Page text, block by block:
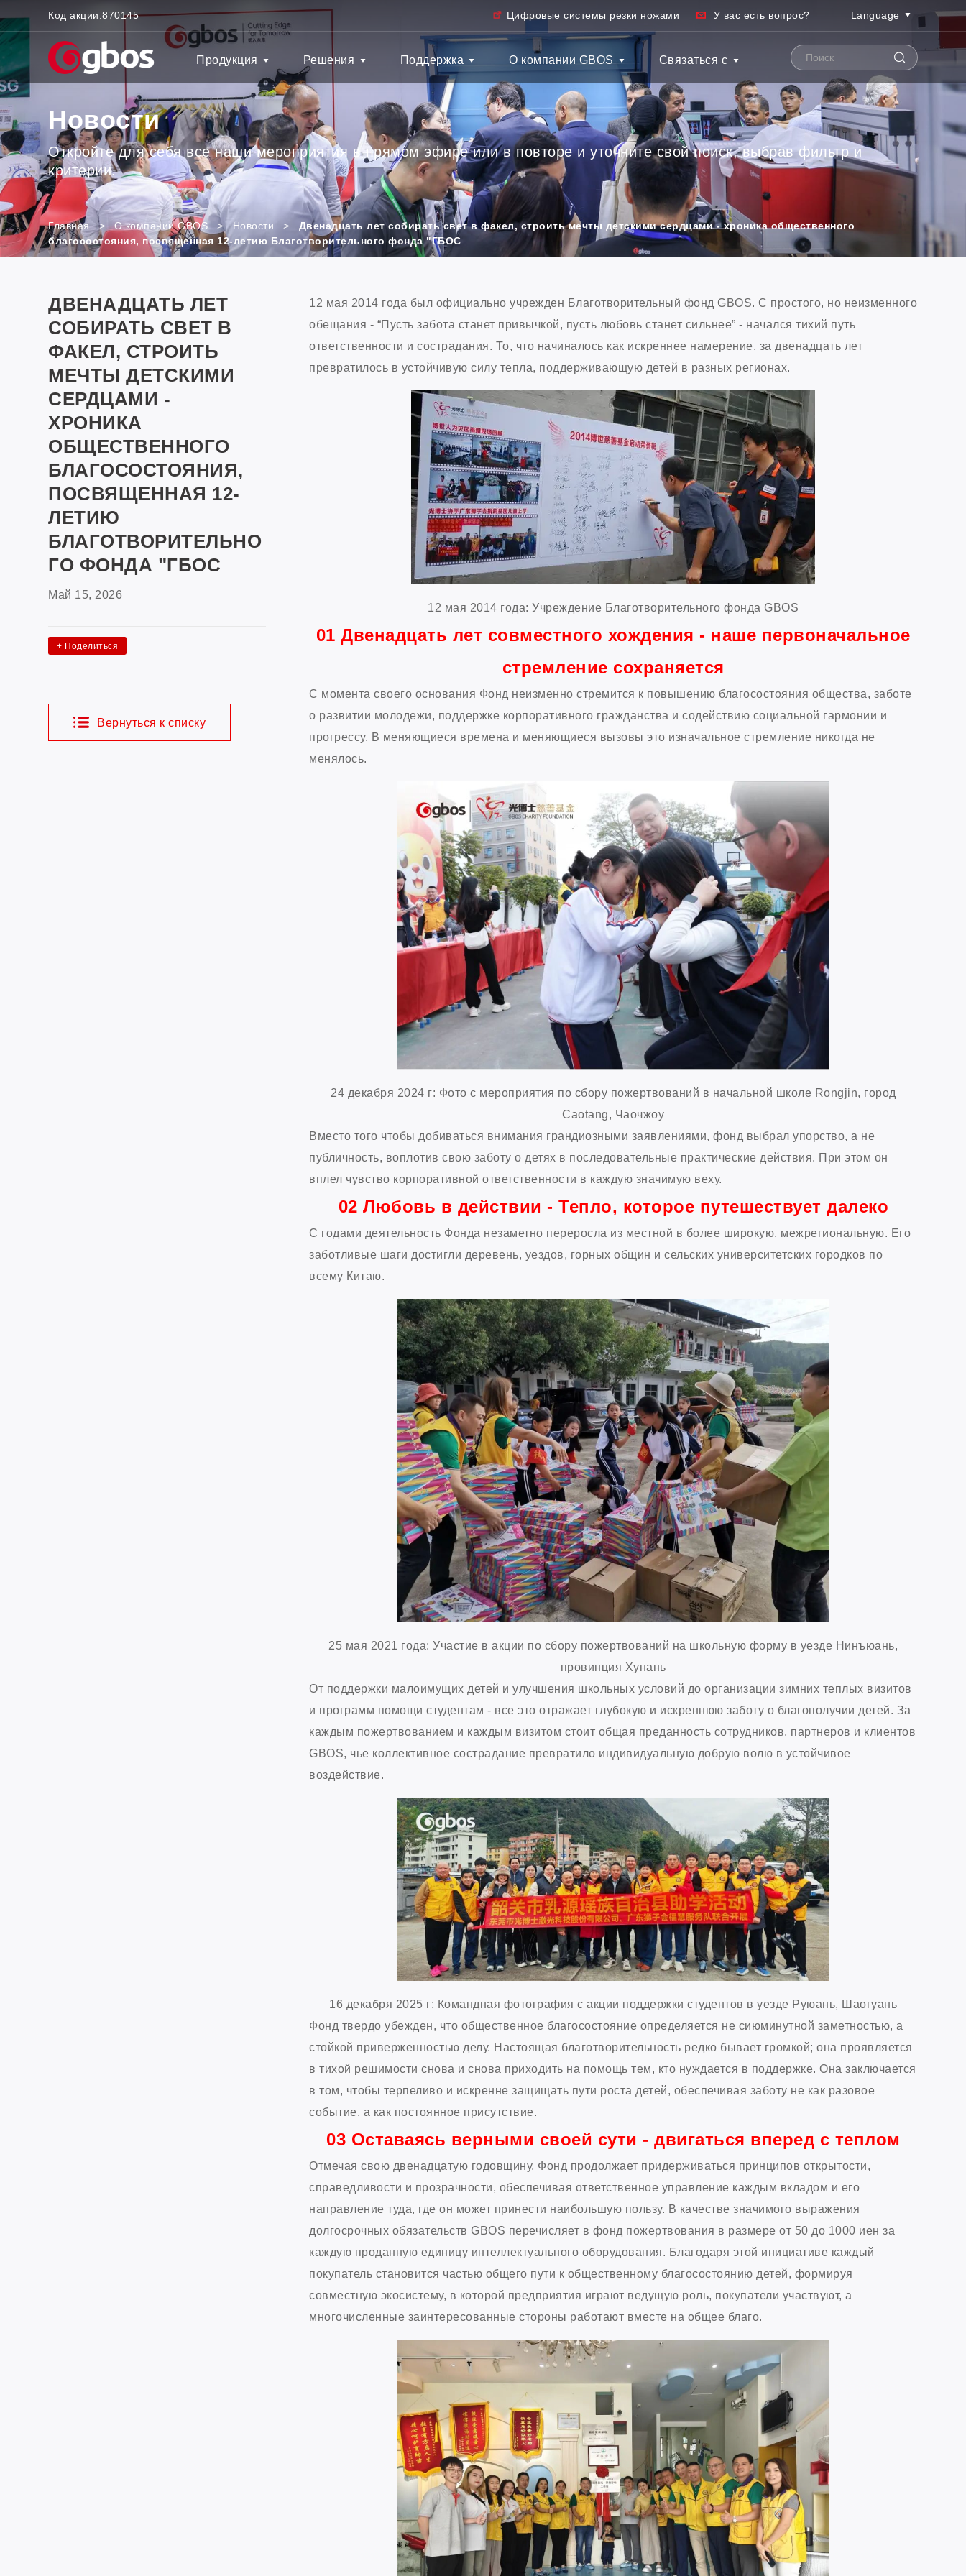
Код акции:870145 Цифровые системы резки ножами У вас есть вопрос? Language
Продукция Решения Поддержка О компании GBOS Связаться с
Новости
Откройте для себя все наши мероприятия в прямом эфире или в повторе и уточните свой поиск, выбрав фильтр и
критерии.
Главная > О компании GBOS > Новости >
Двенадцать лет собирать свет в факел, строить мечты детскими сердцами - хроника общественного
благосостояния, посвященная 12-летию Благотворительного фонда "ГБОС
ДВЕНАДЦАТЬ ЛЕТ
СОБИРАТЬ СВЕТ В
ФАКЕЛ, СТРОИТЬ
МЕЧТЫ ДЕТСКИМИ
СЕРДЦАМИ -
ХРОНИКА
ОБЩЕСТВЕННОГО
БЛАГОСОСТОЯНИЯ,
ПОСВЯЩЕННАЯ 12-
ЛЕТИЮ
БЛАГОТВОРИТЕЛЬНО
ГО ФОНДА "ГБОС
Май 15, 2026
+ Поделиться
Вернуться к списку
12 мая 2014 года был официально учрежден Благотворительный фонд GBOS. С простого, но неизменного
обещания - “Пусть забота станет привычкой, пусть любовь станет сильнее” - начался тихий путь
ответственности и сострадания. То, что начиналось как искреннее намерение, за двенадцать лет
превратилось в устойчивую силу тепла, поддерживающую детей в разных регионах.
12 мая 2014 года: Учреждение Благотворительного фонда GBOS
01 Двенадцать лет совместного хождения - наше первоначальное
стремление сохраняется
С момента своего основания Фонд неизменно стремится к повышению благосостояния общества, заботе
о развитии молодежи, поддержке корпоративного гражданства и содействию социальной гармонии и
прогрессу. В меняющиеся времена и меняющиеся вызовы это изначальное стремление никогда не
менялось.
24 декабря 2024 г: Фото с мероприятия по сбору пожертвований в начальной школе Rongjin, город
Caotang, Чаочжоу
Вместо того чтобы добиваться внимания грандиозными заявлениями, фонд выбрал упорство, а не
публичность, воплотив свою заботу о детях в последовательные практические действия. При этом он
вплел чувство корпоративной ответственности в каждую значимую веху.
02 Любовь в действии - Тепло, которое путешествует далеко
С годами деятельность Фонда незаметно переросла из местной в более широкую, межрегиональную. Его
заботливые шаги достигли деревень, уездов, горных общин и сельских университетских городков по
всему Китаю.
25 мая 2021 года: Участие в акции по сбору пожертвований на школьную форму в уезде Нинъюань,
провинция Хунань
От поддержки малоимущих детей и улучшения школьных условий до организации зимних теплых визитов
и программ помощи студентам - все это отражает глубокую и искреннюю заботу о благополучии детей. За
каждым пожертвованием и каждым визитом стоит общая преданность сотрудников, партнеров и клиентов
GBOS, чье коллективное сострадание превратило индивидуальную добрую волю в устойчивое
воздействие.
16 декабря 2025 г: Командная фотография с акции поддержки студентов в уезде Руюань, Шаогуань
Фонд твердо убежден, что общественное благосостояние определяется не сиюминутной заметностью, а
стойкой приверженностью делу. Настоящая благотворительность редко бывает громкой; она проявляется
в тихой решимости снова и снова приходить на помощь тем, кто нуждается в поддержке. Она заключается
в том, чтобы терпеливо и искренне защищать пути роста детей, обеспечивая заботу не как разовое
событие, а как постоянное присутствие.
03 Оставаясь верными своей сути - двигаться вперед с теплом
Отмечая свою двенадцатую годовщину, Фонд продолжает придерживаться принципов открытости,
справедливости и прозрачности, обеспечивая ответственное управление каждым вкладом и его
направление туда, где он может принести наибольшую пользу. В качестве значимого выражения
долгосрочных обязательств GBOS перечисляет в фонд пожертвования в размере от 50 до 1000 иен за
каждую проданную единицу интеллектуального оборудования. Благодаря этой инициативе каждый
покупатель становится частью общего пути к общественному благосостоянию детей, формируя
совместную экосистему, в которой предприятия играют ведущую роль, покупатели участвуют, а
многочисленные заинтересованные стороны работают вместе на общее благо.